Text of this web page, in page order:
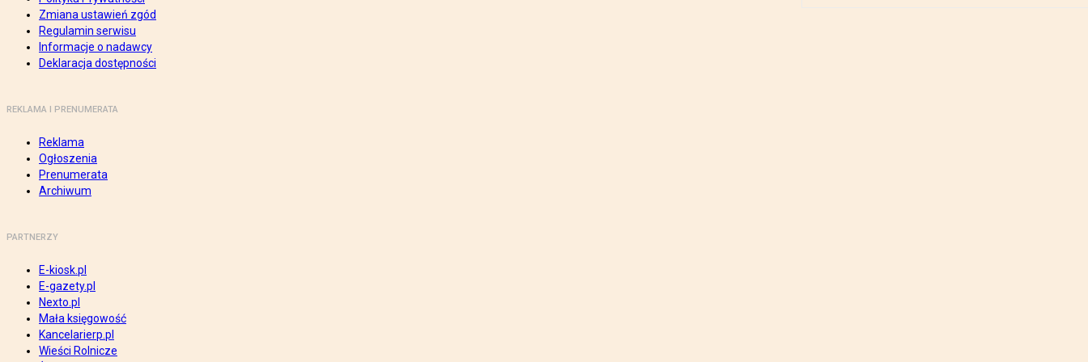
Zmiana ustawień zgód
Regulamin serwisu
Informacje o nadawcy
Deklaracja dostępności
REKLAMA I PRENUMERATA
Reklama
Ogłoszenia
Prenumerata
Archiwum
PARTNERZY
E-kiosk.pl
E-gazety.pl
Nexto.pl
Mała księgowość
Kancelarierp.pl
Wieści Rolnicze